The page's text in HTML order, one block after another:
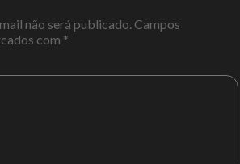
não será publicado. Campos
com *